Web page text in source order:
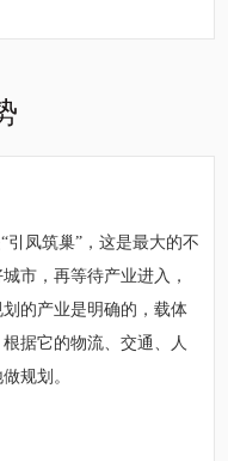
引凤筑巢”，这是最大的不
市，再等待产业进入，
的产业是明确的，载体
据它的物流、交通、人
规划。